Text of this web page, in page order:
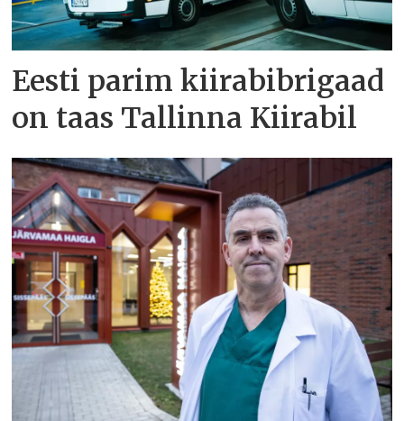
Eesti parim kiirabibrigaad
on taas Tallinna Kiirabil